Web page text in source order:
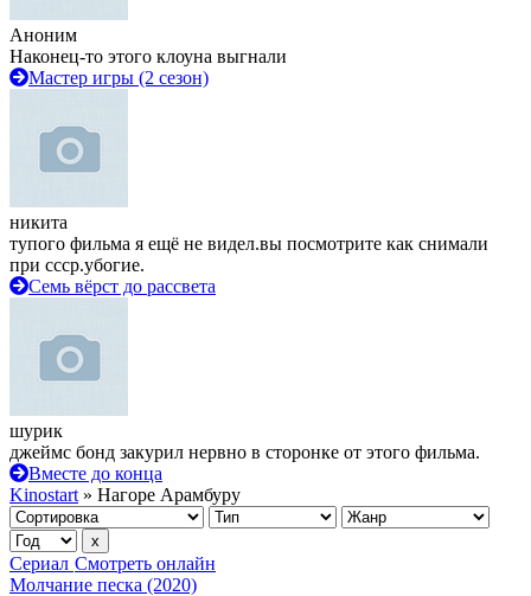
Аноним
Наконец-то этого клоуна выгнали
Мастер игры (2 сезон)
никита
тупого фильма я ещё не видел.вы посмотрите как снимали
при ссср.убогие.
Семь вёрст до рассвета
шурик
джеймс бонд закурил нервно в сторонке от этого фильма.
Вместе до конца
Kinostart » Нагоре Арамбуру
Сериал Смотреть онлайн
Молчание песка (2020)